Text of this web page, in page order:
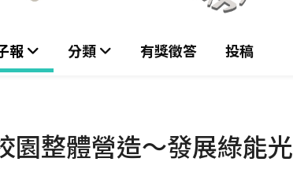
報 分類 有獎徵答 投稿
園整體營造～發展綠能光